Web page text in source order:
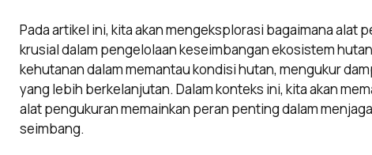
Pada artikel ini, kita akan mengeksplorasi bagaimana alat
krusial dalam pengelolaan keseimbangan ekosistem
kehutanan dalam memantau kondisi hutan, mengukur
yang lebih berkelanjutan. Dalam konteks ini, kita akan
alat pengukuran memainkan peran penting dalam
seimbang.